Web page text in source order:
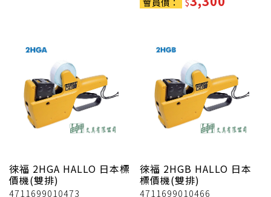
徠福 2HGA HALLO 日本標
價機(雙排)
4711699010473
徠福 2HGB HALLO 日本
標價機(雙排)
4711699010466